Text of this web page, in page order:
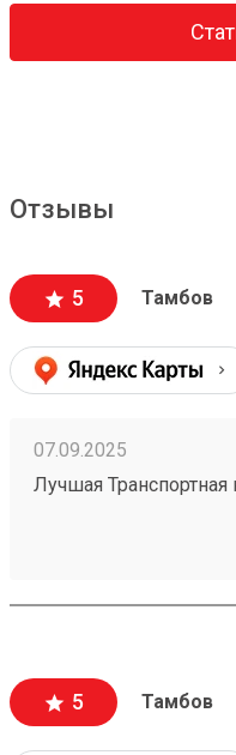
Отзывы
5 Тамбов
07.09.2025
Лучшая
5 Тамбов